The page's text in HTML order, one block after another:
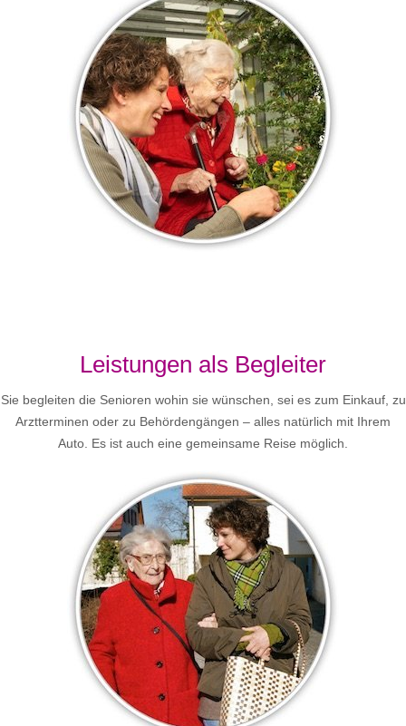
Leistungen als Begleiter
Sie begleiten die Senioren wohin sie wünschen, sei es zum Einkauf, zu
Arztterminen oder zu Behördengängen – alles natürlich mit Ihrem
Auto. Es ist auch eine gemeinsame Reise möglich.